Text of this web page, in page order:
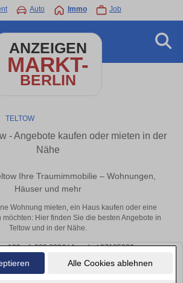
Alle Cookies ablehnen
Auto Immo Job
ANZEIGEN
MARKT-
BERLIN
TELTOW
- Angebote kaufen oder mieten in der
Nähe
Ihre Traumimmobilie – Wohnungen,
Häuser und mehr
Wohnung mieten, ein Haus kaufen oder eine
möchten: Hier finden Sie die besten Angebote in
Teltow und in der Nähe.